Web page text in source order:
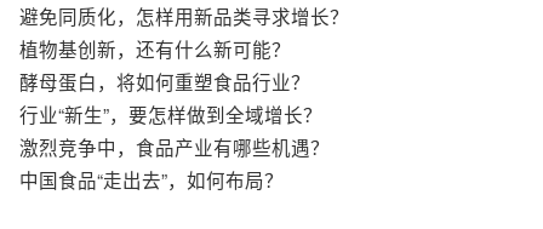
避免同质化，怎样用新品类寻求增长？
植物基创新，还有什么新可能？
酵母蛋白，将如何重塑食品行业？
行业“新生”，要怎样做到全域增长？
激烈竞争中，食品产业有哪些机遇？
中国食品“走出去”，如何布局？